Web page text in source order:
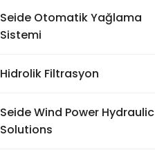
Seide Otomatik Yağlama
Sistemi
Hidrolik Filtrasyon
Seide Wind Power Hydraulic
Solutions